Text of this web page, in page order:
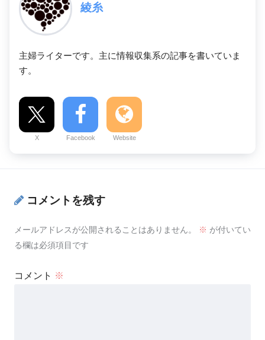
綾糸
主婦ライターです。主に情報収集系の記事を書いていま
す。
X Facebook Website
コメントを残す
メールアドレスが公開されることはありません。 ※ が付いてい
る欄は必須項目です
コメント ※